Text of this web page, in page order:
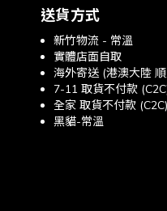
送貨方式
新竹物流 - 常溫
實體店面自取
海外寄送 (港澳大陸
7-11 取貨不付款
全家 取貨不付款 (C2C)
黑貓-常溫